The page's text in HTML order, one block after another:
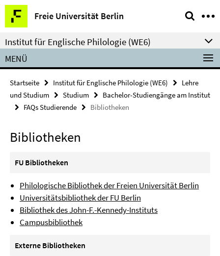
Springe
direkt
zu
Inhalt
Freie Universität Berlin
Service-
Navigation
Institut für Englische Philologie (WE6)
MENÜ
Startseite Institut für Englische Philologie (WE6)
Lehre
und Studium
Studium
Bachelor-Studiengänge am Institut
FAQs Studierende
Bibliotheken
Bibliotheken
FU Bibliotheken
Philologische Bibliothek der Freien Universität Berlin
Universitätsbibliothek der FU Berlin
Bibliothek des John-F.-Kennedy-Instituts
Campusbibliothek
Externe Bibliotheken